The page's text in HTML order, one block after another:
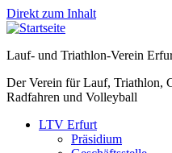
Direkt zum Inhalt
Lauf- und Triathlon-Verein
Der Verein für Lauf, Triathlon,
Radfahren und Volleyball
LTV Erfurt
Präsidium